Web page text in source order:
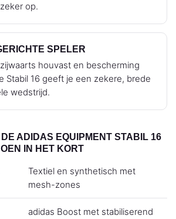
op.
SPELER
houvast en bescherming
Stabil 16 geeft je een zekere, brede
wedstrijd.
ADIDAS EQUIPMENT STABIL 16
IN HET KORT
Textiel en synthetisch met
mesh-zones
adidas Boost met stabiliserend